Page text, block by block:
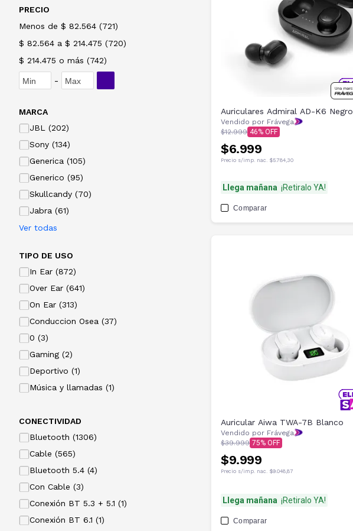
PRECIO
Menos de $ 82.564 (721)
$ 82.564 a $ 214.475 (720)
$ 214.475 o más (742)
-
MARCA
JBL (202)
Sony (134)
Generica (105)
Generico (95)
Skullcandy (70)
Jabra (61)
Ver todas
TIPO DE USO
In Ear (872)
Over Ear (641)
On Ear (313)
Conduccion Osea (37)
0 (3)
Gaming (2)
Deportivo (1)
Música y llamadas (1)
CONECTIVIDAD
Bluetooth (1306)
Cable (565)
Bluetooth 5.4 (4)
Con Cable (3)
Conexión BT 5.3 + 5.1 (1)
Conexión BT 6.1 (1)
Auriculares Admiral AD-K6 Negro
Vendido por Frávega
$12.999 46
$6.999
Precio s/imp. nac. $5.784,30
Llega mañana ¡Retiralo YA!
Comparar
Auricular Aiwa TWA-7B Blanco
Vendido por Frávega
$39.999 75
$9.999
Precio s/imp. nac. $9.048,87
Llega mañana ¡Retiralo YA!
Comparar